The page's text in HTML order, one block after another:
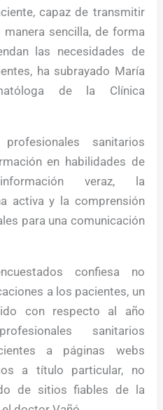
capaz de transmitir
sencilla, de forma
las necesidades de
ha subrayado María
de la Clínica
sanitarios
en habilidades de
veraz, la
activa y la comprensión
para una comunicación
confiesa no
a los pacientes, un
con respecto al año
sanitarios
a páginas webs
a título particular, no
de sitios fiables de la